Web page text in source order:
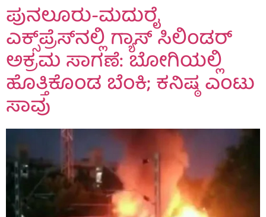
ಪುನಲೂರು-ಮದುರೈ
ಎಕ್ಸ್‌ಪ್ರೆಸ್‌ನಲ್ಲಿ ಗ್ಯಾಸ್ ಸಿಲಿಂಡರ್
ಅಕ್ರಮ ಸಾಗಣೆ: ಬೋಗಿಯಲ್ಲಿ
ಹೊತ್ತಿಕೊಂಡ ಬೆಂಕಿ; ಕನಿಷ್ಠ ಎಂಟು
ಸಾವು